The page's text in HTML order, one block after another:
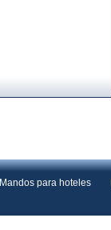
Mandos para hoteles